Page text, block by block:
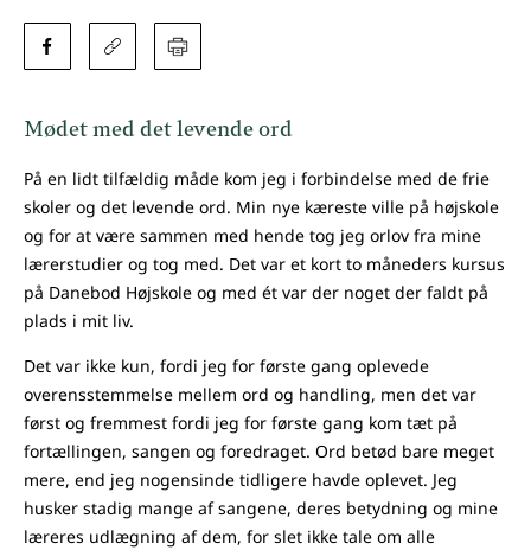
Mødet med det levende ord
På en lidt tilfældig måde kom jeg i forbindelse med de frie
skoler og det levende ord. Min nye kæreste ville på højskole
og for at være sammen med hende tog jeg orlov fra mine
lærerstudier og tog med. Det var et kort to måneders kursus
på Danebod Højskole og med ét var der noget der faldt på
plads i mit liv.
Det var ikke kun, fordi jeg for første gang oplevede
overensstemmelse mellem ord og handling, men det var
først og fremmest fordi jeg for første gang kom tæt på
fortællingen, sangen og foredraget. Ord betød bare meget
mere, end jeg nogensinde tidligere havde oplevet. Jeg
husker stadig mange af sangene, deres betydning og mine
læreres udlægning af dem, for slet ikke tale om alle